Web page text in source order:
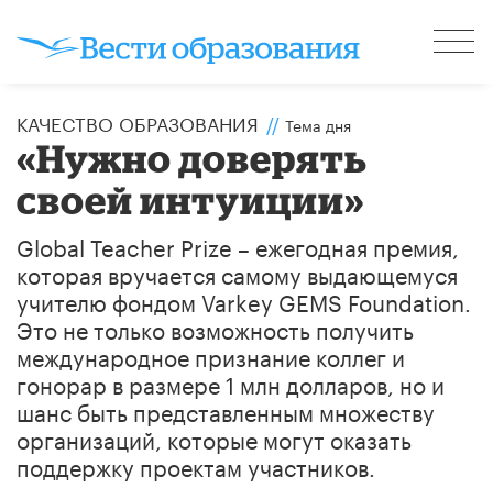
КАЧЕСТВО ОБРАЗОВАНИЯ // Тема дня
«Нужно доверять
своей интуиции»
Global Teacher Prize – ежегодная премия,
которая вручается самому выдающемуся
учителю фондом Varkey GEMS Foundation.
Это не только возможность получить
международное признание коллег и
гонорар в размере 1 млн долларов, но и
шанс быть представленным множеству
организаций, которые могут оказать
поддержку проектам участников.